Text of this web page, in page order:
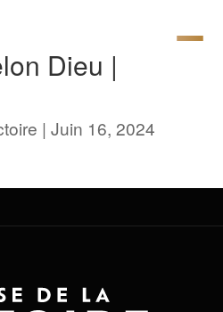
Dieu |
| Juin 16, 2024